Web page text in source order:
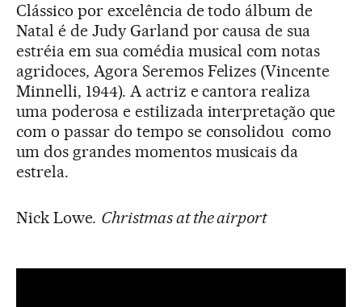
Clássico por excelência de todo álbum de
Natal é de Judy Garland por causa de sua
estréia em sua comédia musical com notas
agridoces, Agora Seremos Felizes (Vincente
Minnelli, 1944). A actriz e cantora realiza
uma poderosa e estilizada interpretação que
com o passar do tempo se consolidou como
um dos grandes momentos musicais da
estrela.
Nick Lowe. Christmas at the airport